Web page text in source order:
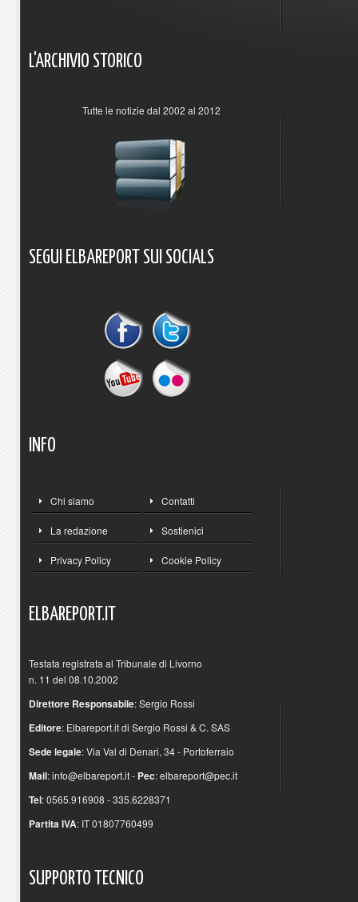
L'ARCHIVIO STORICO
Tutte le notizie dal 2002 al 2012
SEGUI ELBAREPORT SUI SOCIALS
INFO
Chi siamo Contatti
La redazione Sostienici
Privacy Policy Cookie Policy
ELBAREPORT.IT
Testata registrata al Tribunale di Livorno
n. 11 del 08.10.2002
Direttore Responsabile: Sergio Rossi
Editore: Elbareport.it di Sergio Rossi & C. SAS
Sede legale: Via Val di Denari, 34 - Portoferraio
Mail:info@elbareport.it- Pec:elbareport@pec.it
Tel: 0565.916908 - 335.6228371
Partita IVA: IT 01807760499
SUPPORTO TECNICO